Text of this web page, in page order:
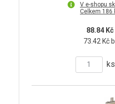
V e-shopu
Celkem 186
88.84 Kč
73.42 Kč
ks